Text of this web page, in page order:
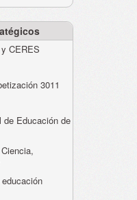
CERES
3011
de Educación de